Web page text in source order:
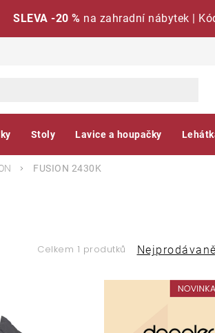
SLEVA -20 % na zahradní nábytek |
Stoly Lavice a houpačky
FUSION 2430K
Celkem 1 produtků
Ř
a